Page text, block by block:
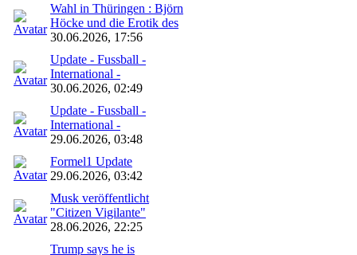
Wahl in Thüringen : Björn
Höcke und die Erotik des
30.06.2026, 17:56
Update - Fussball -
International -
30.06.2026, 02:49
Update - Fussball -
International -
29.06.2026, 03:48
Formel1 Update
29.06.2026, 03:42
Musk veröffentlicht
"Citizen Vigilante"
28.06.2026, 22:25
Trump says he is